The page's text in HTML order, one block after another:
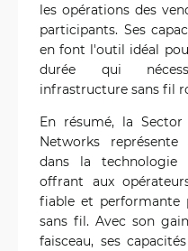
les opérations des
participants. Ses
en font l'outil idéal
durée qui
infrastructure sans fil
En résumé, la Sector
Networks
dans la technologie
offrant aux
fiable et performante
sans fil. Avec son
faisceau, ses